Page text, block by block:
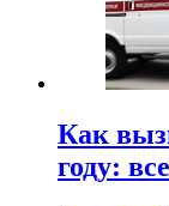
Как
году: